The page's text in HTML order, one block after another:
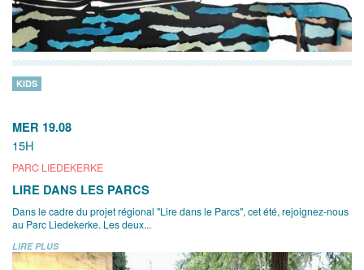
MER 19.08
15H
PARC LIEDEKERKE
KIDS
LIRE DANS LES PARCS
Dans le cadre du projet régional "Lire dans le Parcs", cet été, rejoignez-nous
au Parc Liedekerke. Les deux...
LIRE PLUS